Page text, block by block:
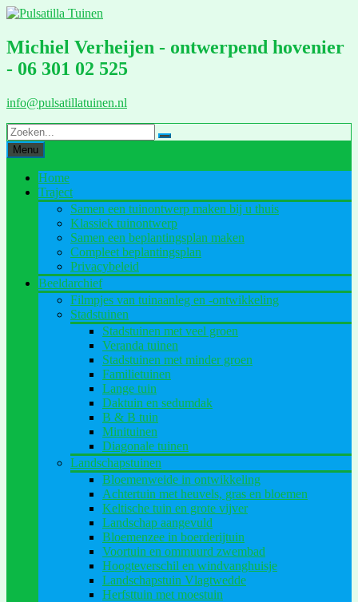
Ga
de
inhoud
Michiel Verheijen - ontwerpend hovenier
- 06 301 02 525
info@pulsatillatuinen.nl
Menu
Home
Traject
Samen een tuinontwerp maken bij u thuis
Klassiek tuinontwerp
Samen een beplantingsplan maken
Compleet beplantingsplan
Privacybeleid
Beeldarchief
Filmpjes van tuinaanleg en -ontwikkeling
Stadstuinen
Stadstuinen met veel groen
Veranda tuinen
Stadstuinen met minder groen
Familietuinen
Lange tuin
Daktuin en sedumdak
B & B tuin
Minituinen
Diagonale tuinen
Landschapstuinen
Bloemenweide in ontwikkeling
Achtertuin met heuvels, gras en bloemen
Keltische tuin en grote vijver
Landschap aangevuld
Bloemenzee in boerderijtuin
Voortuin en ommuurd zwembad
Hoogteverschil en windvanghuisje
Landschapstuin Vlagtwedde
Herfsttuin met moestuin